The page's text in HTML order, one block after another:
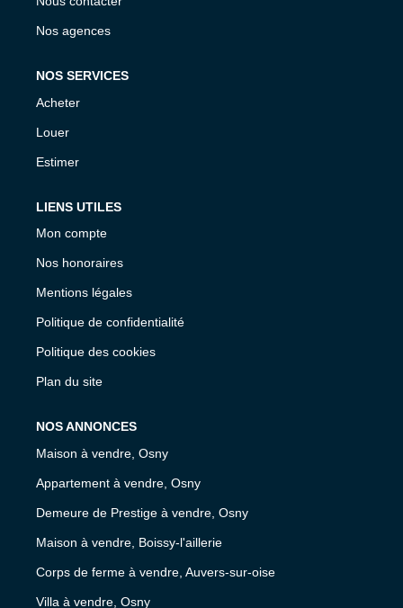
Nos agences
NOS SERVICES
Acheter
Louer
Estimer
LIENS UTILES
Mon compte
Nos honoraires
Mentions légales
Politique de confidentialité
Politique des cookies
Plan du site
NOS ANNONCES
Maison à vendre, Osny
Appartement à vendre, Osny
Demeure de Prestige à vendre, Osny
Maison à vendre, Boissy-l'aillerie
Corps de ferme à vendre, Auvers-sur-oise
Villa à vendre, Osny